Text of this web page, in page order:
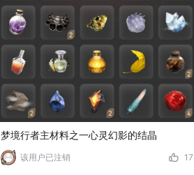
梦境行者主材料之一心灵幻影的结晶
该用户已注销 17